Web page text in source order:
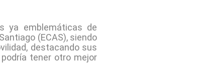
ya emblemáticas de
(ECAS), siendo
destacando sus
tener otro mejor